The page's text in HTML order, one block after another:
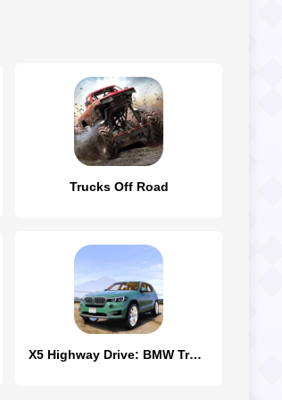
Trucks Off Road
X5 Highway Drive: BMW Trucks